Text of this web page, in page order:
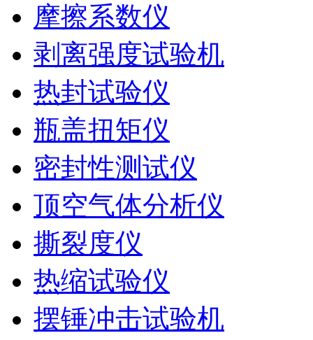
摩擦系数仪
剥离强度试验机
热封试验仪
瓶盖扭矩仪
密封性测试仪
顶空气体分析仪
撕裂度仪
热缩试验仪
摆锤冲击试验机